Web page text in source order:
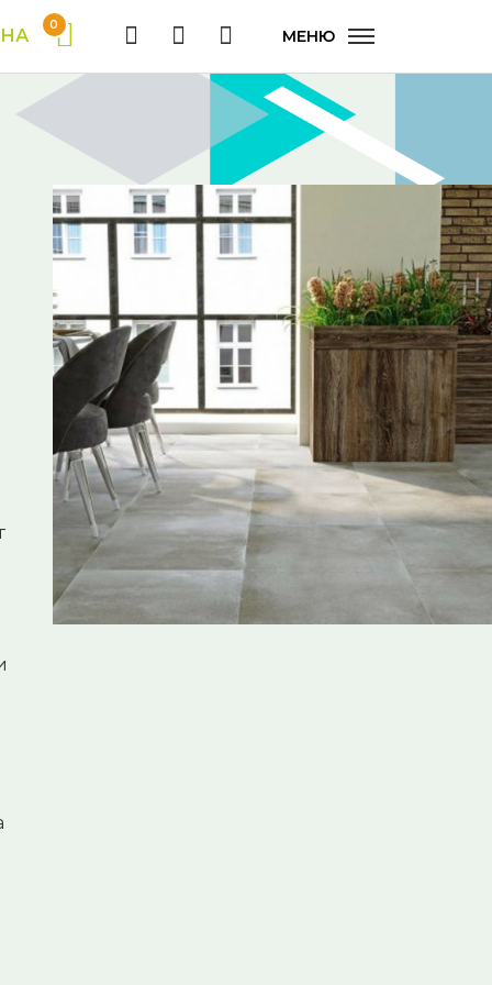
0
МЕНЮ